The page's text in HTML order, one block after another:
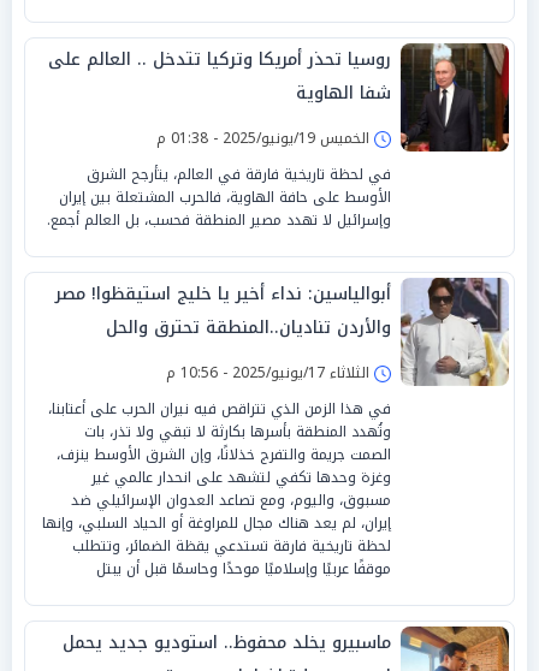
روسيا تحذر أمريكا وتركيا تتدخل .. العالم على
شفا الهاوية
الخميس 19/يونيو/2025 - 01:38 م
في لحظة تاريخية فارقة في العالم، يتأرجح الشرق
الأوسط على حافة الهاوية، فالحرب المشتعلة بين إيران
وإسرائيل لا تهدد مصير المنطقة فحسب، بل العالم أجمع.
أبوالياسين: نداء أخير يا خليج استيقظوا! مصر
والأردن تناديان..المنطقة تحترق والحل
بوحدتكم
الثلاثاء 17/يونيو/2025 - 10:56 م
في هذا الزمن الذي تتراقص فيه نيران الحرب على أعتابنا،
وتُهدد المنطقة بأسرها بكارثة لا تبقي ولا تذر، بات
الصمت جريمة والتفرج خذلانًا، وإن الشرق الأوسط ينزف،
وغزة وحدها تكفي لتشهد على انحدار عالمي غير
مسبوق، واليوم، ومع تصاعد العدوان الإسرائيلي ضد
إيران، لم يعد هناك مجال للمراوغة أو الحياد السلبي، وإنها
لحظة تاريخية فارقة تستدعي يقظة الضمائر، وتتطلب
موقفًا عربيًا وإسلاميًا موحدًا وحاسمًا قبل أن يبتل
ماسبيرو يخلد محفوظ.. استوديو جديد يحمل